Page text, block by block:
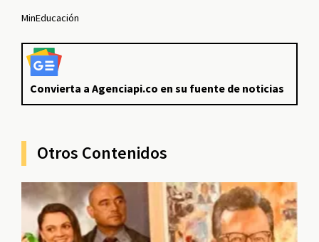
MinEducación
Convierta a Agenciapi.co en su fuente de noticias
Otros Contenidos